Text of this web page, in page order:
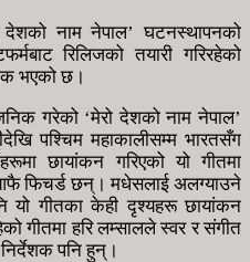
देशको नाम नेपाल’ घटनस्थापनको
रिलिजको तयारी गरिरहेको
भएको छ।
गरेको ‘मेरो देशको नाम नेपाल’
पश्चिम महाकालीसम्म भारतसँग
छायांकन गरिएको यो गीतमा
फिचर्ड छन्। मधेसलाई अलग्याउने
यो गीतका केही दृश्यहरू छायांकन
गीतमा हरि लम्सालले स्वर र संगीत
पनि हुन्।